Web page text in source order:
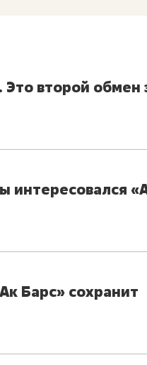
второй обмен
интересовался
Барс» сохранит